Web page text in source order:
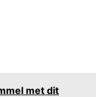
met dit